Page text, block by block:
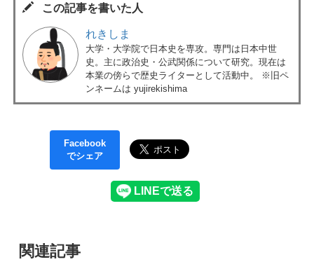
この記事を書いた人
れきしま
大学・大学院で日本史を専攻。専門は日本中世
史。主に政治史・公武関係について研究。現在は
本業の傍らで歴史ライターとして活動中。 ※旧ペ
ンネームは yujirekishima
Facebook
でシェア
関連記事